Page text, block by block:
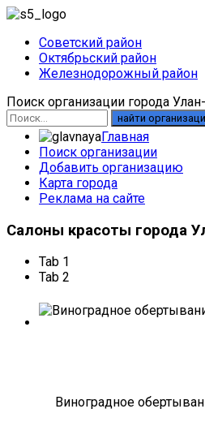
Советский район
Октябрьский район
Железнодорожный район
Поиск организации города
найти
Главная
Поиск организации
Добавить организацию
Карта города
Реклама на сайте
Салоны красоты города
Tab 1
Tab 2
Виноградное